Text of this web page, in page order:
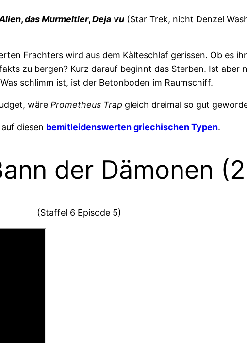
,das Murmeltier,Deja vu (Star Trek, nicht Denzel
Frachters wird aus dem Kälteschlaf gerissen. Ob es
zu bergen? Kurz darauf beginnt das Sterben. Ist aber
schlimm ist, ist der Betonboden im Raumschiff.
wäre Prometheus Trap gleich dreimal so gut
diesen bemitleidenswerten griechischen Typen.
der Dämonen
(Staffel 6 Episode 5)